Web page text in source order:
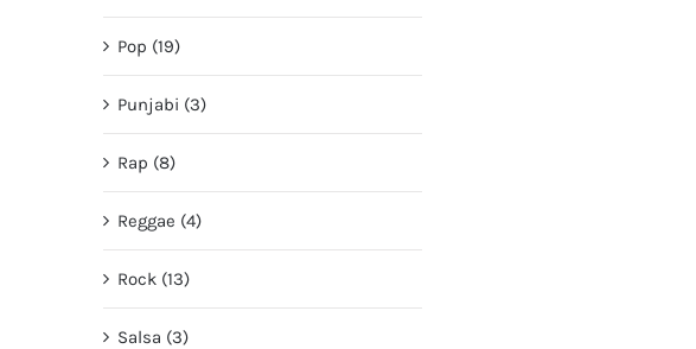
Pop (19)
Punjabi (3)
Rap (8)
Reggae (4)
Rock (13)
Salsa (3)